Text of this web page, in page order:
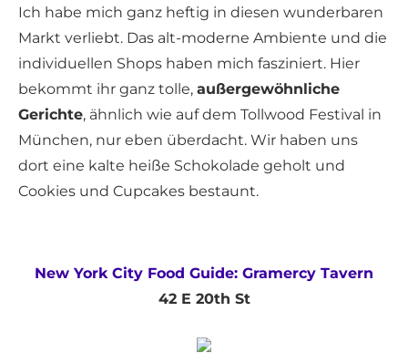
Ich habe mich ganz heftig in diesen wunderbaren
Markt verliebt. Das alt-moderne Ambiente und die
individuellen Shops haben mich fasziniert. Hier
bekommt ihr ganz tolle, außergewöhnliche
Gerichte, ähnlich wie auf dem Tollwood Festival in
München, nur eben überdacht. Wir haben uns
dort eine kalte heiße Schokolade geholt und
Cookies und Cupcakes bestaunt.
New York City Food Guide: Gramercy Tavern
42 E 20th St